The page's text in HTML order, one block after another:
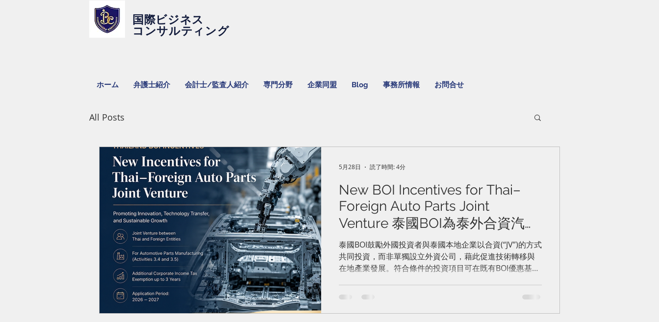
国際ビジネス
コンサルティング
ホーム 弁護士紹介 会計士/監査人紹介 専門分野 企業同盟 Blog 事務所情報 お問合せ
All Posts
New BOI Incentives for Thai–
Foreign Auto Parts Joint
Venture 泰國BOI為泰外合資汽車
零件企業提供新的優惠政策
泰國BOI鼓勵外國投資者與泰國本地企業以合資(“JV”)的方式
共同投資，而非單獨設立外資公司，藉此促進技術轉移與
在地產業發展。符合條件的投資項目可在既有BOI優惠基礎
5月28日 読了時間: 4分